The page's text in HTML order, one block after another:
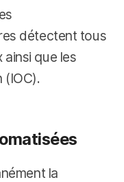
détectent tous
que les
(IOC).
la